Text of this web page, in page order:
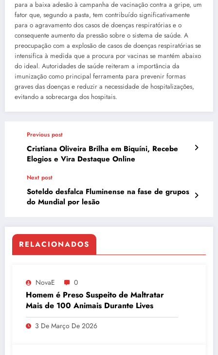
para a baixa adesão à campanha de vacinação contra a gripe, um
fator que, segundo a pasta, tem contribuído significativamente
para o agravamento dos casos de doenças respiratórias e o
consequente aumento da pressão sobre o sistema de saúde. A
preocupação com a explosão de casos de doenças respiratórias se
intensifica à medida que a procura por vacinas se mantém abaixo
do ideal. Autoridades de saúde reiteram a importância da
imunização como principal ferramenta para prevenir formas
graves das doenças e reduzir a necessidade de hospitalizações,
evitando a sobrecarga dos hospitais.
Previous post
Cristiana Oliveira Brilha em Biquíni, Recebe
Elogios e Vira Destaque Online
Next post
Soteldo desfalca Fluminense na fase de grupos
do Mundial por lesão
RELACIONADOS
NovaE 0
Homem é Preso Suspeito de Maltratar
Mais de 100 Animais Durante Lives
3 De Março De 2026